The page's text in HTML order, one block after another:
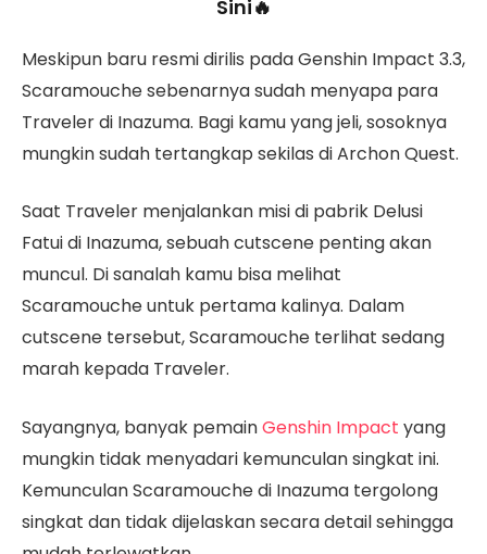
Sini🔥
Meskipun baru resmi dirilis pada Genshin Impact 3.3,
Scaramouche sebenarnya sudah menyapa para
Traveler di Inazuma. Bagi kamu yang jeli, sosoknya
mungkin sudah tertangkap sekilas di Archon Quest.
Saat Traveler menjalankan misi di pabrik Delusi
Fatui di Inazuma, sebuah cutscene penting akan
muncul. Di sanalah kamu bisa melihat
Scaramouche untuk pertama kalinya. Dalam
cutscene tersebut, Scaramouche terlihat sedang
marah kepada Traveler.
Sayangnya, banyak pemainGenshin Impact yang
mungkin tidak menyadari kemunculan singkat ini.
Kemunculan Scaramouche di Inazuma tergolong
singkat dan tidak dijelaskan secara detail sehingga